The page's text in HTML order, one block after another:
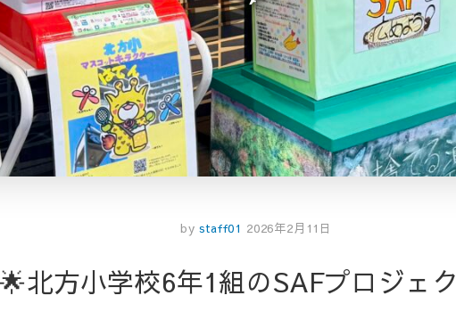
by staff01 2026年2月11日
🌟北方小学校6年1組のSAFプロジェ